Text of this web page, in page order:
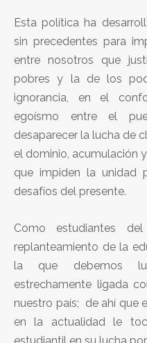
Esta política ha
sin precedentes para
entre nosotros que
pobres y la de los
ignorancia, en el
egoísmo entre el
desaparecer la lucha de
el dominio, acumulación
que impiden la unidad
desafíos del presente.
Como estudiantes
replanteamiento de la
la que debemos
estrechamente ligada
nuestro país; de ahí que
en la actualidad le